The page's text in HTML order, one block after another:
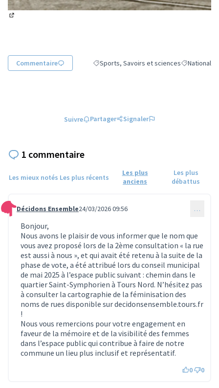
Commentaire Filtrer les résultats de la catégorie :
Sports, Savoirs et sciencesFiltrer les
National
Suivre Partager Signaler
1 commentaire
Les mieux notés Les plus récents
Les plus
anciens
Les plus
débattus
Commentaire 1781
Décidons Ensemble24/03/2026 09:56 …
Bonjour,
Nous avons le plaisir de vous informer que le nom que
vous avez proposé lors de la 2ème consultation « la rue
est aussi à nous », et qui avait été retenu à la suite de la
phase de vote, a été attribué lors du conseil municipal
de mai 2025 à l’espace public suivant : chemin dans le
quartier Saint-Symphorien à Tours Nord. N’hésitez pas
à consulter la cartographie de la féminisation des
noms de rues disponible sur decidonsensemble.tours.fr
!
Nous vous remercions pour votre engagement en
faveur de la mémoire et de la visibilité des femmes
dans l’espace public qui contribue à faire de notre
commune un lieu plus inclusif et représentatif.
0 0